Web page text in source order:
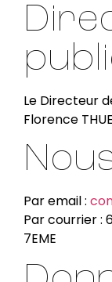
Le Directeur
Florence
Par email :
Par courrier :
7EME